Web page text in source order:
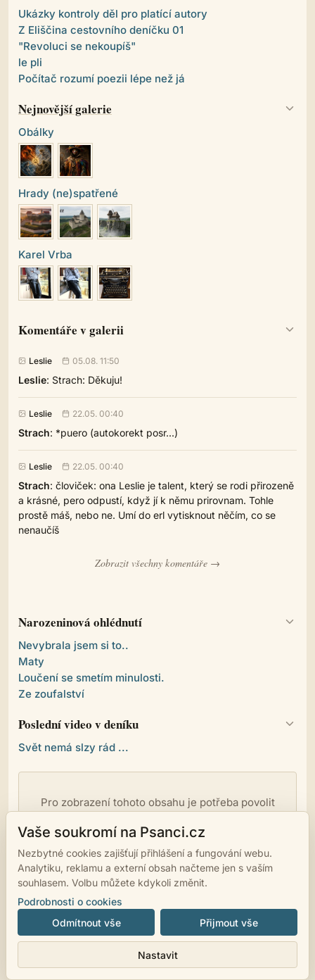
Narozeninová ohlédnutí
Nevybrala jsem si to..
Maty
Loučení se smetím minulosti.
Ze zoufalství
Nejnovější galerie
Obálky
Hrady (ne)spatřené
Karel Vrba
Komentáře v galerii
Leslie 05.08. 11:50
Leslie: Strach: Děkuju!
Leslie 22.05. 00:40
Strach: *puero (autokorekt posr...)
Leslie 22.05. 00:40
Strach: človiček: ona Leslie je talent, který se rodi přirozeně
a krásné, pero odpustí, když jí k němu prirovnam. Tohle
prostě máš, nebo ne. Umí do erl vytisknout něčím, co se
nenaučíš
Zobrazit všechny komentáře →
Ukázky kontroly děl pro platící autory
Z Eliščina cestovního deníčku 01
"Revoluci se nekoupíš"
le pli
Počítač rozumí poezii lépe než já
Poslední video v deníku
Svět nemá slzy rád ...
Pro zobrazení tohoto obsahu je potřeba povolit
Nastavení cookies
Vaše soukromí na Psanci.cz
Nezbytné cookies zajišťují přihlášení a fungování webu.
Analytiku, reklamu a externí obsah načteme jen s vaším
souhlasem. Volbu můžete kdykoli změnit.
Podrobnosti o cookies
Odmítnout vše
Nastavit
Přijmout vše